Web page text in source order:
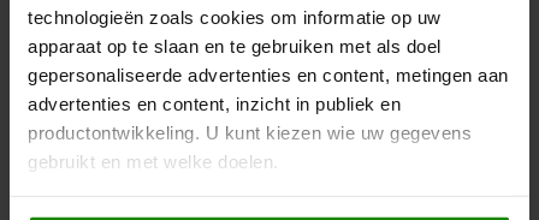
technologieën zoals cookies om informatie op uw
apparaat op te slaan en te gebruiken met als doel
gepersonaliseerde advertenties en content, metingen aan
advertenties en content, inzicht in publiek en
productontwikkeling. U kunt kiezen wie uw gegevens
gebruikt en met welke doelen.